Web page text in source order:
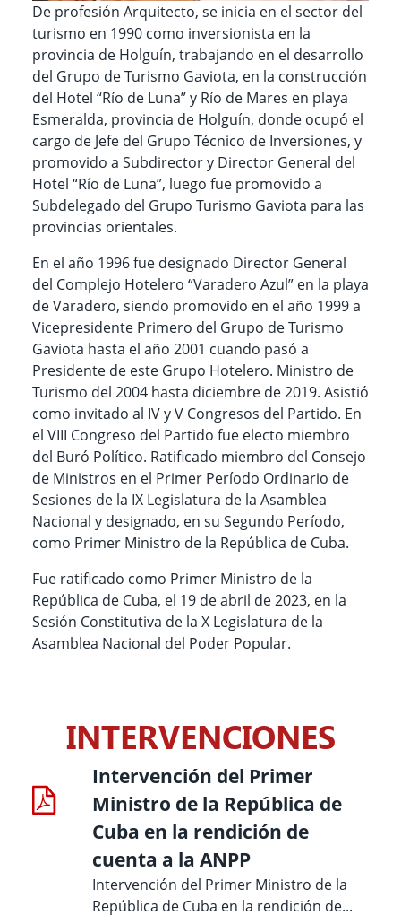
De profesión Arquitecto, se inicia en el sector del
turismo en 1990 como inversionista en la
provincia de Holguín, trabajando en el desarrollo
del Grupo de Turismo Gaviota, en la construcción
del Hotel “Río de Luna” y Río de Mares en playa
Esmeralda, provincia de Holguín, donde ocupó el
cargo de Jefe del Grupo Técnico de Inversiones, y
promovido a Subdirector y Director General del
Hotel “Río de Luna”, luego fue promovido a
Subdelegado del Grupo Turismo Gaviota para las
provincias orientales.
En el año 1996 fue designado Director General
del Complejo Hotelero “Varadero Azul” en la playa
de Varadero, siendo promovido en el año 1999 a
Vicepresidente Primero del Grupo de Turismo
Gaviota hasta el año 2001 cuando pasó a
Presidente de este Grupo Hotelero. Ministro de
Turismo del 2004 hasta diciembre de 2019. Asistió
como invitado al IV y V Congresos del Partido. En
el VIII Congreso del Partido fue electo miembro
del Buró Político. Ratificado miembro del Consejo
de Ministros en el Primer Período Ordinario de
Sesiones de la IX Legislatura de la Asamblea
Nacional y designado, en su Segundo Período,
como Primer Ministro de la República de Cuba.
Fue ratificado como Primer Ministro de la
República de Cuba, el 19 de abril de 2023, en la
Sesión Constitutiva de la X Legislatura de la
Asamblea Nacional del Poder Popular.
INTERVENCIONES
Intervención del Primer
Ministro de la República de
Cuba en la rendición de
cuenta a la ANPP
Intervención del Primer Ministro de la
República de Cuba en la rendición de...